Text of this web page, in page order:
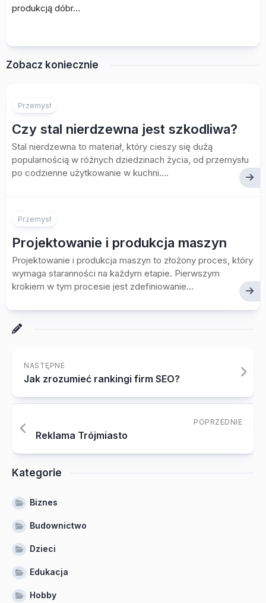
produkcją dóbr…
Zobacz koniecznie
Przemysł
Czy stal nierdzewna jest szkodliwa?
Stal nierdzewna to materiał, który cieszy się dużą
popularnością w różnych dziedzinach życia, od przemysłu
po codzienne użytkowanie w kuchni....
Przemysł
Projektowanie i produkcja maszyn
Projektowanie i produkcja maszyn to złożony proces, który
wymaga staranności na każdym etapie. Pierwszym
krokiem w tym procesie jest zdefiniowanie...
NASTĘPNE
Jak zrozumieć rankingi firm SEO?
POPRZEDNIE
Reklama Trójmiasto
Kategorie
Biznes
Budownictwo
Dzieci
Edukacja
Hobby